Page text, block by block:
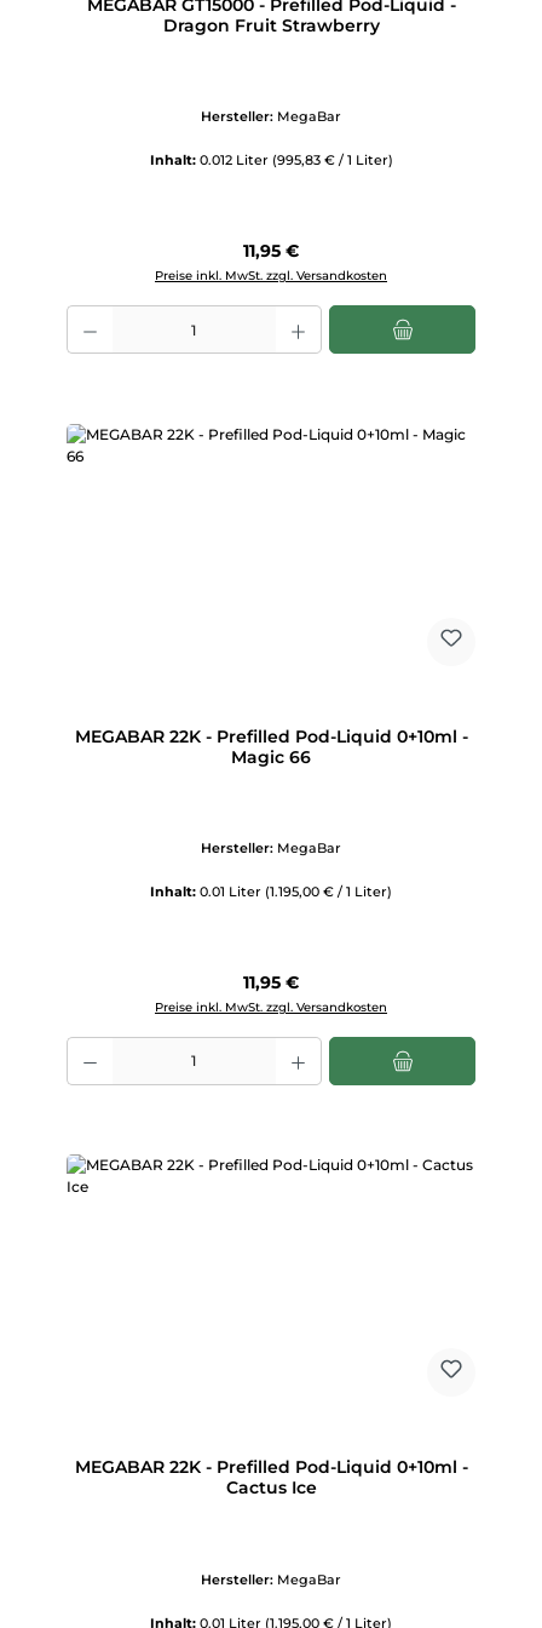
MEGABAR GT15000 - Prefilled Pod-Liquid -
Dragon Fruit Strawberry
Hersteller: MegaBar
Inhalt: 0.012 Liter (995,83 € / 1 Liter)
Regulärer Preis:
11,95 €
Preise inkl. MwSt. zzgl. Versandkosten
Produkt Anzahl: Gib den gewünschten Wert ein oder benutze die
MEGABAR 22K - Prefilled Pod-Liquid 0+10ml -
Magic 66
Hersteller: MegaBar
Inhalt: 0.01 Liter (1.195,00 € / 1 Liter)
Regulärer Preis:
11,95 €
Preise inkl. MwSt. zzgl. Versandkosten
Produkt Anzahl: Gib den gewünschten Wert ein oder benutze die
MEGABAR 22K - Prefilled Pod-Liquid 0+10ml -
Cactus Ice
Hersteller: MegaBar
Inhalt: 0.01 Liter (1.195,00 € / 1 Liter)